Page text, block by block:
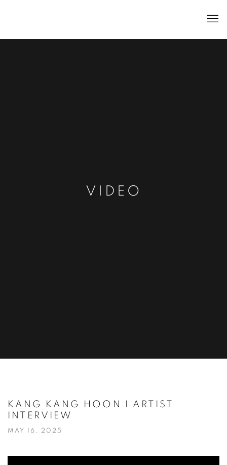
VIDEO
KANG KANG HOON I ARTIST
INTERVIEW
MAY 16, 2025